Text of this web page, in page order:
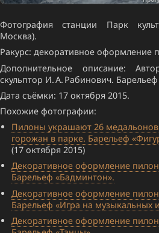
Фотография станции Парк
Москва).
Ракурс: декоративное оформление
Дополнительное описание:
скульптор И. А. Рабинович.
Дата съёмки: 17 октября 2015.
Похожие фотографии:
Пилоны украшают 26
горожан в парке. Барельеф
(17 октября 2015)
Декоративное оформление
Барельеф «Бадминтон».
Декоративное оформление
Барельеф «Игра на музыкальных
Декоративное оформление